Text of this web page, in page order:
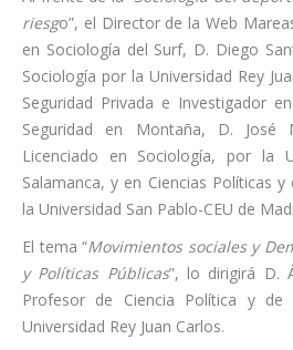
riesgo”, el Director de la Web
en Sociología del Surf, D. Diego
Sociología por la Universidad Rey
Seguridad Privada e Investigador
Seguridad en Montaña, D. José
Licenciado en Sociología, por la
Salamanca, y en Ciencias Políticas
la Universidad San Pablo-CEU de
El tema “Movimientos sociales y
y Políticas Públicas”, lo dirigirá D.
Profesor de Ciencia Política y
Universidad Rey Juan Carlos.